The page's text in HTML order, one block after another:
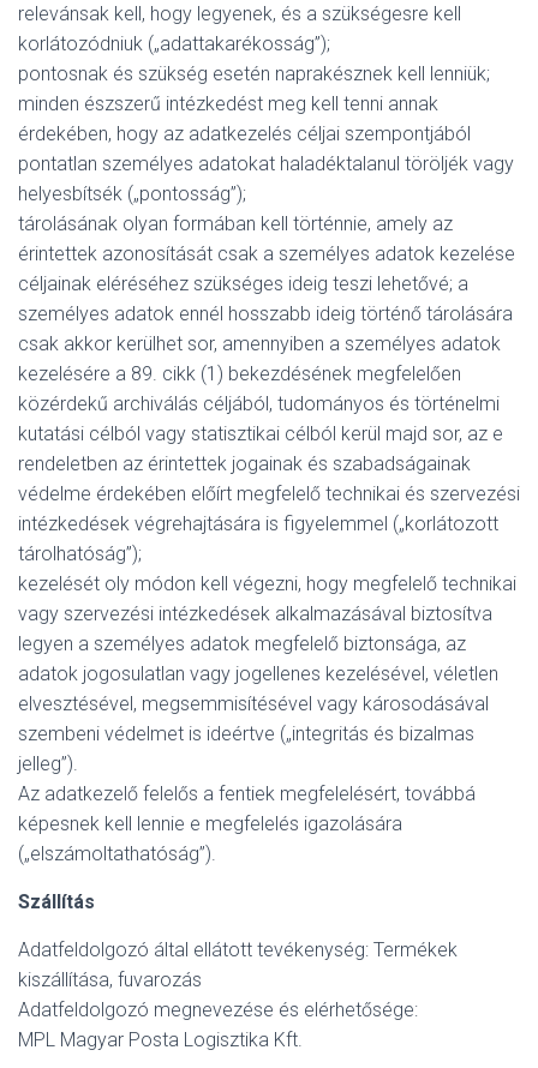
relevánsak kell, hogy legyenek, és a szükségesre kell
korlátozódniuk („adattakarékosság”);
pontosnak és szükség esetén naprakésznek kell lenniük;
minden észszerű intézkedést meg kell tenni annak
érdekében, hogy az adatkezelés céljai szempontjából
pontatlan személyes adatokat haladéktalanul töröljék vagy
helyesbítsék („pontosság”);
tárolásának olyan formában kell történnie, amely az
érintettek azonosítását csak a személyes adatok kezelése
céljainak eléréséhez szükséges ideig teszi lehetővé; a
személyes adatok ennél hosszabb ideig történő tárolására
csak akkor kerülhet sor, amennyiben a személyes adatok
kezelésére a 89. cikk (1) bekezdésének megfelelően
közérdekű archiválás céljából, tudományos és történelmi
kutatási célból vagy statisztikai célból kerül majd sor, az e
rendeletben az érintettek jogainak és szabadságainak
védelme érdekében előírt megfelelő technikai és szervezési
intézkedések végrehajtására is figyelemmel („korlátozott
tárolhatóság”);
kezelését oly módon kell végezni, hogy megfelelő technikai
vagy szervezési intézkedések alkalmazásával biztosítva
legyen a személyes adatok megfelelő biztonsága, az
adatok jogosulatlan vagy jogellenes kezelésével, véletlen
elvesztésével, megsemmisítésével vagy károsodásával
szembeni védelmet is ideértve („integritás és bizalmas
jelleg”).
Az adatkezelő felelős a fentiek megfelelésért, továbbá
képesnek kell lennie e megfelelés igazolására
(„elszámoltathatóság”).
Szállítás
Adatfeldolgozó által ellátott tevékenység: Termékek
kiszállítása, fuvarozás
Adatfeldolgozó megnevezése és elérhetősége:
MPL Magyar Posta Logisztika Kft.